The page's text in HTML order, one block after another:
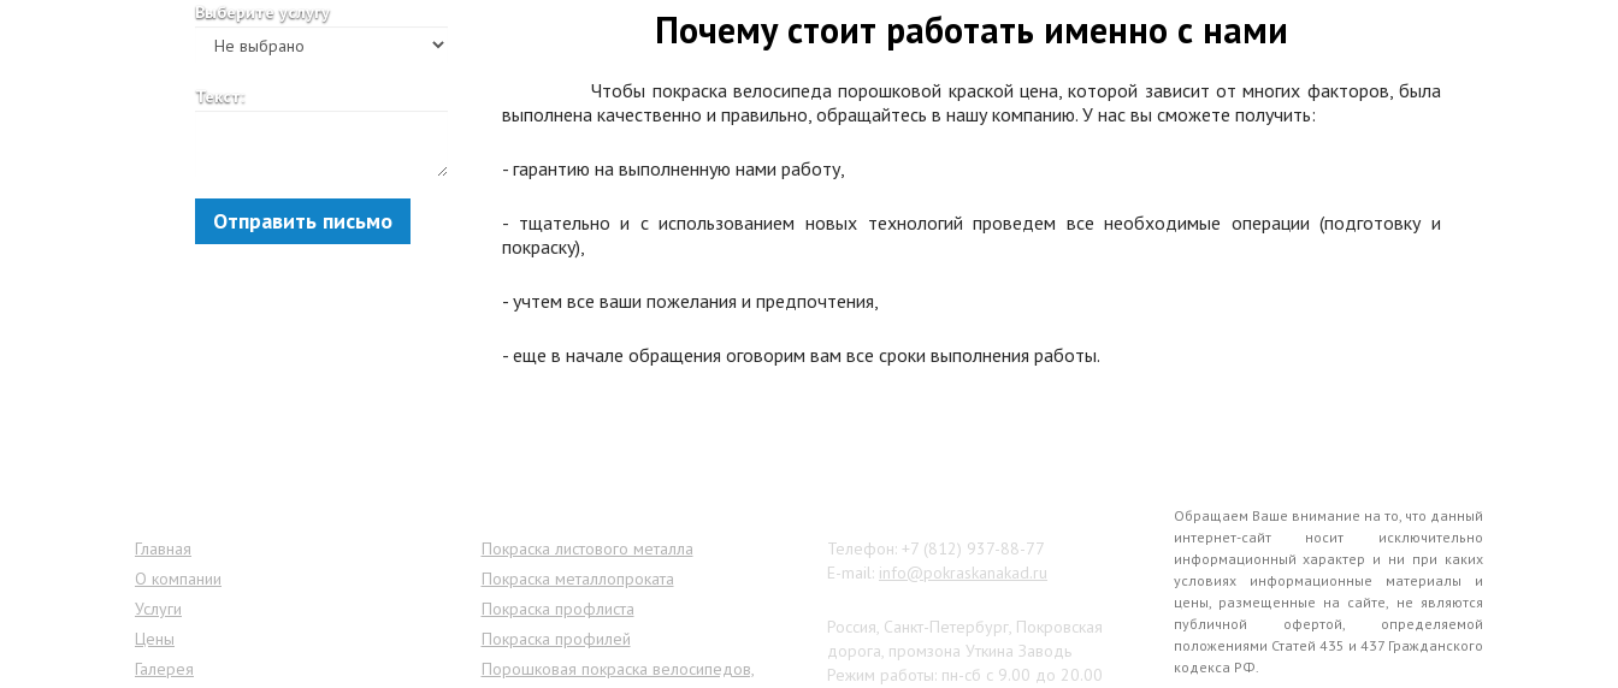
Выберите услугу
Текст:
Отправить письмо
Почему стоит работать именно с нами
Чтобы покраска велосипеда порошковой краской цена, которой зависит от многих факторов, была
выполнена качественно и правильно, обращайтесь в нашу компанию. У нас вы сможете получить:
- гарантию на выполненную нами работу,
- тщательно и с использованием новых технологий проведем все необходимые операции (подготовку и
покраску),
- учтем все ваши пожелания и предпочтения,
- еще в начале обращения оговорим вам все сроки выполнения работы.
Главная
О компании
Услуги
Цены
Галерея
Покраска листового металла
Покраска металлопроката
Покраска профлиста
Покраска профилей
Порошковая покраска велосипедов,
Телефон: +7 (812) 937-88-77
E-mail: info@pokraskanakad.ru
Россия, Санкт-Петербург, Покровская
дорога, промзона Уткина Заводь
Режим работы: пн-сб с 9.00 до 20.00
Обращаем Ваше внимание на то, что данный
интернет-сайт носит исключительно
информационный характер и ни при каких
условиях информационные материалы и
цены, размещенные на сайте, не являются
публичной офертой, определяемой
положениями Статей 435 и 437 Гражданского
кодекса РФ.